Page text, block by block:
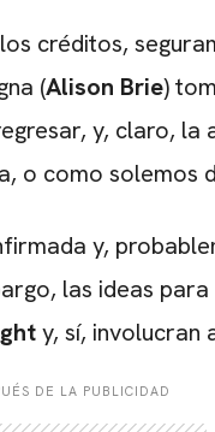
créditos,
(Alison Brie)
y, claro, la
o como solemos
y,
las ideas
y, sí, involucran
DE LA PUBLICIDAD